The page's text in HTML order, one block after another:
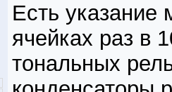
Есть
ячейках раз в
тональных